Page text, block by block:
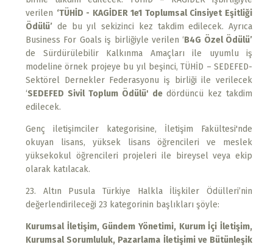
verilen ‘TÜHİD - KAGİDER 1e1 Toplumsal Cinsiyet Eşitliği
Ödülü’ de bu yıl sekizinci kez takdim edilecek. Ayrıca
Business For Goals iş birliğiyle verilen ‘B4G Özel Ödülü’
de Sürdürülebilir Kalkınma Amaçları ile uyumlu iş
modeline örnek projeye bu yıl beşinci, TÜHİD – SEDEFED-
Sektörel Dernekler Federasyonu iş birliği ile verilecek
‘SEDEFED Sivil Toplum Ödülü' de dördüncü kez takdim
edilecek.
Genç iletişimciler kategorisine, İletişim Fakültesi'nde
okuyan lisans, yüksek lisans öğrencileri ve meslek
yüksekokul öğrencileri projeleri ile bireysel veya ekip
olarak katılacak.
23. Altın Pusula Türkiye Halkla İlişkiler Ödülleri’nin
değerlendirileceği 23 kategorinin başlıkları şöyle:
Kurumsal İletişim, Gündem Yönetimi, Kurum İçi İletişim,
Kurumsal Sorumluluk, Pazarlama İletişimi ve Bütünleşik